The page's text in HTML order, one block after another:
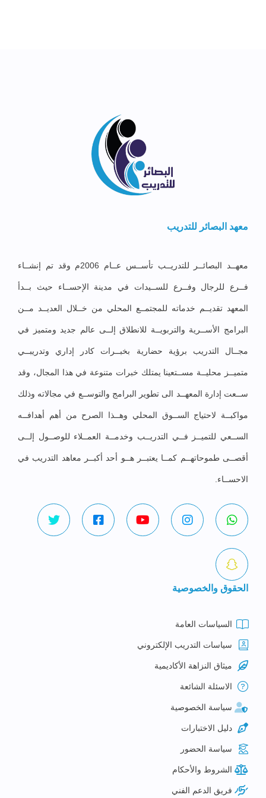
معهد البصائر للتدريب
معهــد البصائــر للتدريــب تأســس عــام 2006م وقد تم إنشــاء
فــرع للرجال وفــرع للســيدات في مدينة الإحســاء حيث بــدأ
المعهد تقديــم خدماته للمجتمــع المحلي من خــلال العديــد مــن
البرامج الأســرية والتربويــة للانطلاق إلــى عالم جديد ومتميز في
مجــال التدريب برؤية حضارية بخبــرات كادر إداري وتدريبــي
متميــز محليــة مســتعينا يمتلك خبرات متنوعة في هذا المجال، وقد
ســعت إدارة المعهــد الى تطوير البرامج والتوســع في مجالاته وذلك
مواكبــة لاحتياج الســوق المحلي وهــذا الصرح من أهم أهدافــه
الســعي للتميــز فــي التدريــب وخدمــة العمــلاء للوصــول إلــى
أقصــى طموحاتهــم كمــا يعتبــر هــو أحد أكبــر معاهد التدريب في
الاحســاء.
الحقوق والخصوصية
السياسات العامة
سياسات التدريب الإلكتروني
ميثاق النزاهة الأكاديمية
الاسئلة الشائعة
سياسة الخصوصية
دليل الاختبارات
سياسة الحضور
الشروط والأحكام
فريق الدعم الفني